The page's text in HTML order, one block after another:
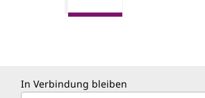
In Verbindung bleiben